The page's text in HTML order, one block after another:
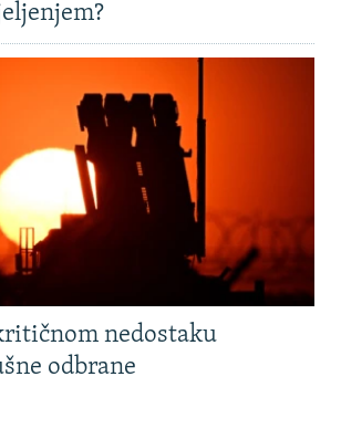
nedostaku
odbrane